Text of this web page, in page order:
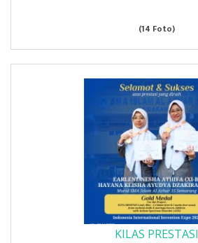
(14 Foto)
KILAS PRESTASI